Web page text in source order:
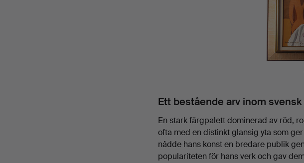
Ett bestående arv inom
En stark färgpalett dominerad av röd,
ofta med en distinkt glansig yta som
nådde hans konst en bredare publik
populariteten för hans verk och gav